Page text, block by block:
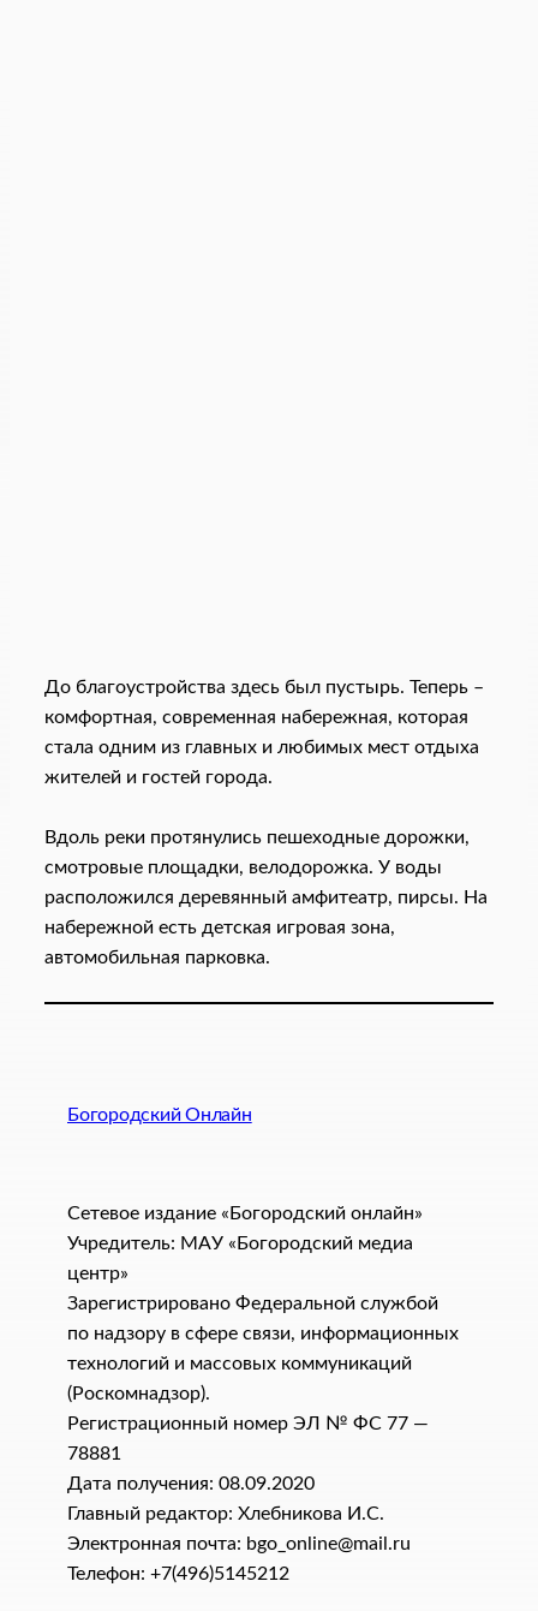
До благоустройства здесь был пустырь. Теперь –
комфортная, современная набережная, которая
стала одним из главных и любимых мест отдыха
жителей и гостей города.
Вдоль реки протянулись пешеходные дорожки,
смотровые площадки, велодорожка. У воды
расположился деревянный амфитеатр, пирсы. На
набережной есть детская игровая зона,
автомобильная парковка.
Богородский Онлайн
Сетевое издание «Богородский онлайн»
Учредитель: МАУ «Богородский медиа
центр»
Зарегистрировано Федеральной службой
по надзору в сфере связи, информационных
технологий и массовых коммуникаций
(Роскомнадзор).
Регистрационный номер ЭЛ № ФС 77 —
78881
Дата получения: 08.09.2020
Главный редактор: Хлебникова И.C.
Электронная почта: bgo_online@mail.ru
Телефон: +7(496)5145212